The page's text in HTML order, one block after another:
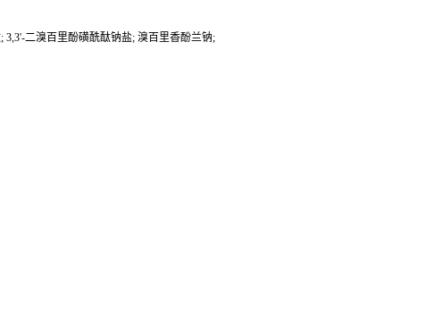
3,3'-二溴百里酚磺酰酞钠盐; 溴百里香酚兰钠;